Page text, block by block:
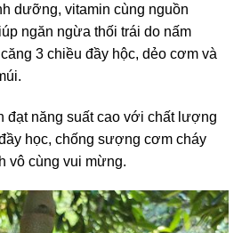
dưỡng, vitamin cùng nguồn
ngăn ngừa thối trái do nấm
3 chiều đầy hộc, dẻo cơm và
đạt năng suất cao với chất lượng
học, chống sượng cơm cháy
vô cùng vui mừng.